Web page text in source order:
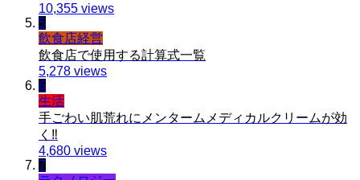
10,355 views
5
飲食店経営
飲食店で使用する計算式一覧
5,278 views
6
生活
手ごわい肌荒れにメンタームメディカルクリームが効
く‼︎
4,680 views
7